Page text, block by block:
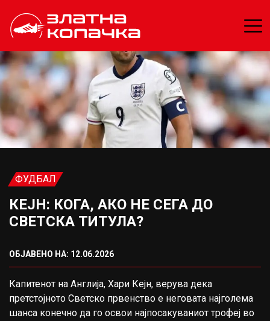
ФУДБАЛ
КЕЈН: КОГА, АКО НЕ СЕГА ДО
СВЕТСКА ТИТУЛА?
ОБЈАВЕНО НА: 12.06.2026
Капитенот на Англија, Хари Кејн, верува дека
претстојното Светско првенство е неговата најголема
шанса конечно да го освои најпосакуваниот трофеј во